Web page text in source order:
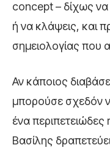
concept – δίχως να
ή να κλάψεις, και
σημειολογίας που
Αν κάποιος
μπορούσε σχεδόν
ένα
Βασίλης